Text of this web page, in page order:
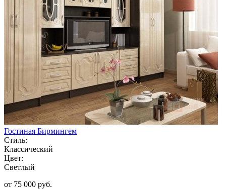
Гостиная Бирмингем
Стиль:
Классический
Цвет:
Светлый
от 75 000 руб.